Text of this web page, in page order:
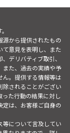
から提供されたもの
て意見を表明し、また
デリバティブ取引、
また、過去の実績や予
。提供する情報等は
除されることがござい
た行動の結果に対し
は、お客様ご自身の
等について言及してい